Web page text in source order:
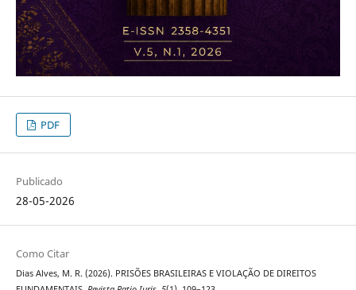
PDF
Publicado
28-05-2026
Como Citar
Dias Alves, M. R. (2026). PRISÕES BRASILEIRAS E VIOLAÇÃO DE DIREITOS